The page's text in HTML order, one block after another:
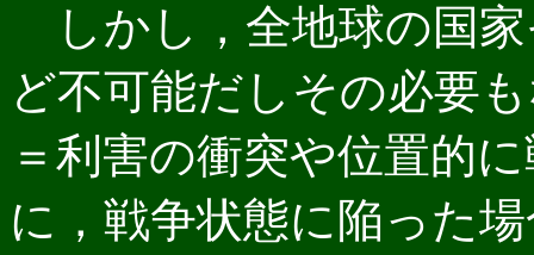
しかし，全地球の国
ど不可能だしその必要
＝利害の衝突や位置的
に，戦争状態に陥った